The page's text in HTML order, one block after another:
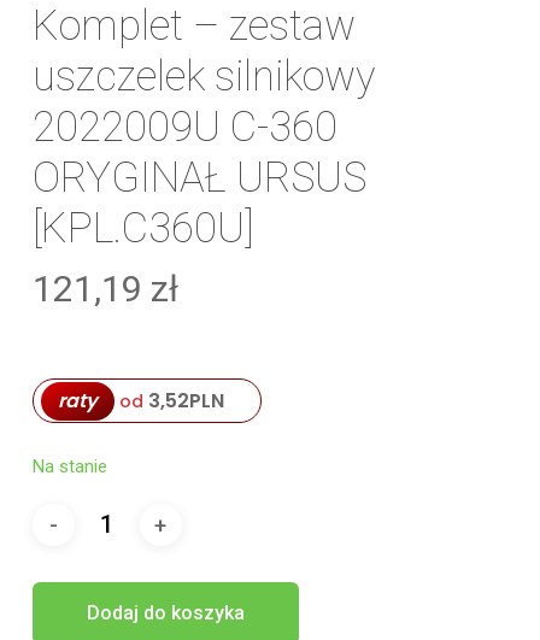
Komplet – zestaw
uszczelek silnikowy
2022009U C-360
ORYGINAŁ URSUS
[KPL.C360U]
121,19 zł
raty od 3,52PLN
Na stanie
Dodaj do koszyka